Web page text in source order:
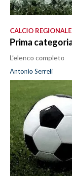
CALCIO REGIONALE
Prima
L’elenco completo
Antonio Serreli